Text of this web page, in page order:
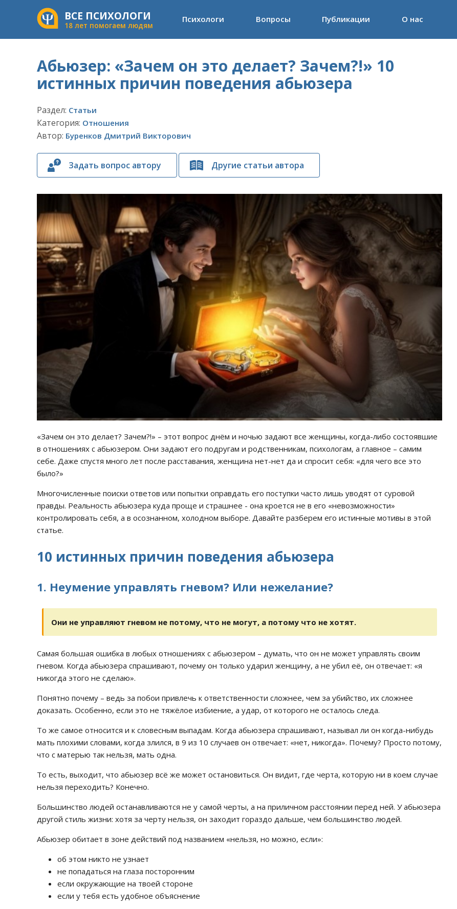
ВСЕ ПСИХОЛОГИ
18 лет помогаем людям
Психологи Вопросы Публикации О нас
Абьюзер: «Зачем он это делает? Зачем?!» 10
истинных причин поведения абьюзера
Раздел: Статьи
Категория: Отношения
Автор: Буренков Дмитрий Викторович
Задать вопрос автору Другие статьи автора
«Зачем он это делает? Зачем?!» – этот вопрос днём и ночью задают все женщины, когда-либо состоявшие
в отношениях с абьюзером. Они задают его подругам и родственникам, психологам, а главное – самим
себе. Даже спустя много лет после расставания, женщина нет-нет да и спросит себя: «для чего все это
было?»
Многочисленные поиски ответов или попытки оправдать его поступки часто лишь уводят от суровой
правды. Реальность абьюзера куда проще и страшнее - она кроется не в его «невозможности»
контролировать себя, а в осознанном, холодном выборе. Давайте разберем его истинные мотивы в этой
статье.
10 истинных причин поведения абьюзера
1. Неумение управлять гневом? Или нежелание?
Они не управляют гневом не потому, что не могут, а потому что не хотят.
Самая большая ошибка в любых отношениях с абьюзером – думать, что он не может управлять своим
гневом. Когда абьюзера спрашивают, почему он только ударил женщину, а не убил её, он отвечает: «я
никогда этого не сделаю».
Понятно почему – ведь за побои привлечь к ответственности сложнее, чем за убийство, их сложнее
доказать. Особенно, если это не тяжёлое избиение, а удар, от которого не осталось следа.
То же самое относится и к словесным выпадам. Когда абьюзера спрашивают, называл ли он когда-нибудь
мать плохими словами, когда злился, в 9 из 10 случаев он отвечает: «нет, никогда». Почему? Просто потому,
что с матерью так нельзя, мать одна.
То есть, выходит, что абьюзер всё же может остановиться. Он видит, где черта, которую ни в коем случае
нельзя переходить? Конечно.
Большинство людей останавливаются не у самой черты, а на приличном расстоянии перед ней. У абьюзера
другой стиль жизни: хотя за черту нельзя, он заходит гораздо дальше, чем большинство людей.
Абьюзер обитает в зоне действий под названием «нельзя, но можно, если»:
об этом никто не узнает
не попадаться на глаза посторонним
если окружающие на твоей стороне
если у тебя есть удобное объяснение